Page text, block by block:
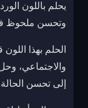
يحلم باللون
وتحسن ملحوظ
الحلم بهذا
والاجتماعي،
إلى تحسن